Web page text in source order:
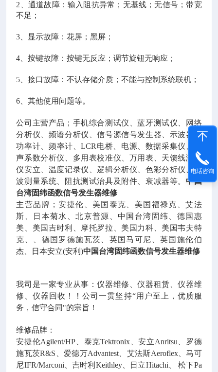
2、通道故障：输入阻抗异常；无基线；无信号；带宽
不足；
3、显示故障：花屏；黑屏；
4、按键故障：按键无反应；调节旋钮无响应；
5、接口故障：不认存储介质；不能与控制系统联机；
6、其他使用问题等。
公司主营产品；手机综合测试仪、蓝牙测试仪、网络
分析仪、频谱分析仪、信号源信号发生器、示波器、
功率计、频率计、LCR电桥、电源、数据采集仪、噪
声系数分析仪、多用表校准仪、万用表、天馈线测试
仪安立、温度记录仪、逻辑分析仪、色彩分析仪、光
波测量系统、阻抗测试治具及附件、衰减器等。 中国
台湾固纬函数信号发生器维修
主营品牌；安捷伦、美国泰克、美国福禄克、艾法
斯、日本菊水、北京普源、中国台湾固纬、德国惠
美、美国吉时利、摩托罗拉、美国力科、美国韦夫特
克、、德国罗德施瓦茨、英国马可尼、英国施伦伯
杰、日本安立(安利)中国台湾固纬函数信号发生器维修
我司是一家专业从事：仪器维修、仪器租赁、仪器维
修、仪器回收！！公司一贯坚持“用户至上，优质服
务，信守合同"的宗旨！
维修品牌：
安捷伦Agilent/HP、泰克Tektronix、安立Anritsu、罗德
施瓦茨R&S、爱德万Advantest、艾法斯Aeroflex、马可
尼IFR/Marconi、吉时利Keithley、日立Hitachi、 松下Pa
电话咨询